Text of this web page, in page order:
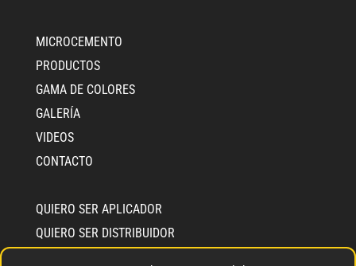
MICROCEMENTO
PRODUCTOS
GAMA DE COLORES
GALERÍA
VIDEOS
CONTACTO
QUIERO SER APLICADOR
QUIERO SER DISTRIBUIDOR